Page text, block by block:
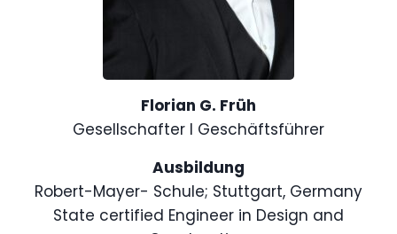
Florian G. Früh
Gesellschafter I Geschäftsführer
Ausbildung
Robert-Mayer- Schule; Stuttgart, Germany
State certified Engineer in Design and